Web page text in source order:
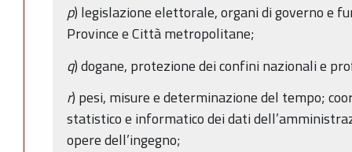
p) legislazione elettorale, organi di governo e
Province e Città metropolitane;
q) dogane, protezione dei confini nazionali e
r) pesi, misure e determinazione del tempo;
statistico e informatico dei dati
opere dell’ingegno;